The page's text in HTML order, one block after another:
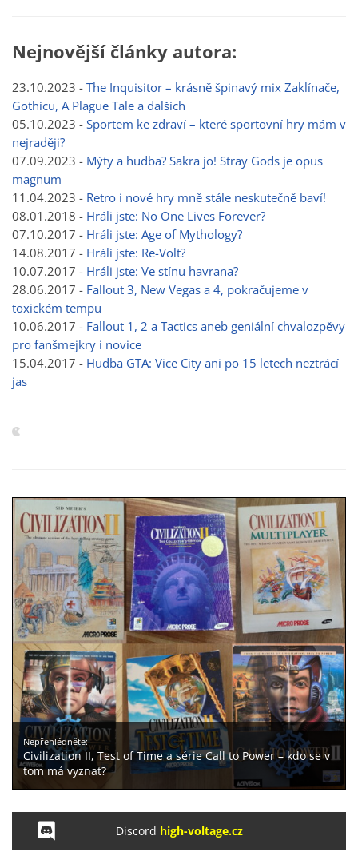
Nejnovější články autora:
23.10.2023 -The Inquisitor – krásně špinavý mix Zaklínače,
Gothicu, A Plague Tale a dalších
05.10.2023 -Sportem ke zdraví – které sportovní hry mám v
nejraději?
07.09.2023 - Mýty a hudba? Sakra jo! Stray Gods je opus
magnum
11.04.2023 - Retro i nové hry mně stále neskutečně baví!
08.01.2018 - Hráli jste: No One Lives Forever?
07.10.2017 - Hráli jste: Age of Mythology?
14.08.2017 - Hráli jste: Re-Volt?
10.07.2017 - Hráli jste: Ve stínu havrana?
28.06.2017 - Fallout 3, New Vegas a 4, pokračujeme v
toxickém tempu
10.06.2017 - Fallout 1, 2 a Tactics aneb geniální chvalozpěvy
pro fanšmejkry i novice
15.04.2017 - Hudba GTA: Vice City ani po 15 letech neztrácí
jas
Nepřehlédněte:
Civilization II, Test of Time a série Call to Power – kdo se v
tom má vyznat?
Discord high-voltage.cz